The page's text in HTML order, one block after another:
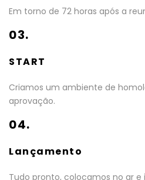
Em torno de 72 horas após a
03.
START
Criamos um ambiente de
aprovação.
04.
Lançamento
Tudo pronto, colocamos no ar e